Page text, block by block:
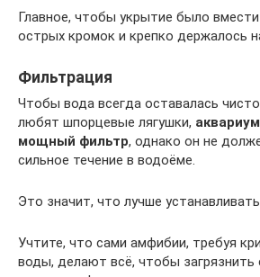
Главное, чтобы укрытие было
острых кромок и крепко держалось
Фильтрация
Чтобы вода всегда оставалась
любят шпорцевые лягушки,
мощный фильтр, однако он не
сильное течение в водоёме.
Это значит, что лучше
Учтите, что сами амфибии, требуя
воды, делают всё, чтобы загрязнить